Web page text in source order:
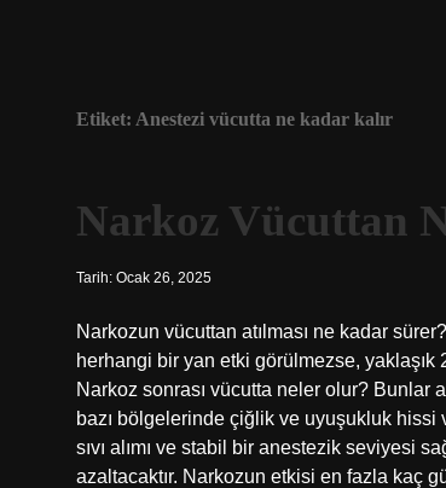
Etiket: Anestezi vücutta ne kadar kalır
Narkoz Vücuttan
Tarih: Ocak 26, 2025
Narkozun vücuttan atılması ne kadar
herhangi bir yan etki görülmezse, yaklaşık
Narkoz sonrası vücutta neler olur? Bunlar
bazı bölgelerinde çiğlik ve uyuşukluk hissi
sıvı alımı ve stabil bir anestezik seviyesi
azaltacaktır. Narkozun etkisi en fazla kaç